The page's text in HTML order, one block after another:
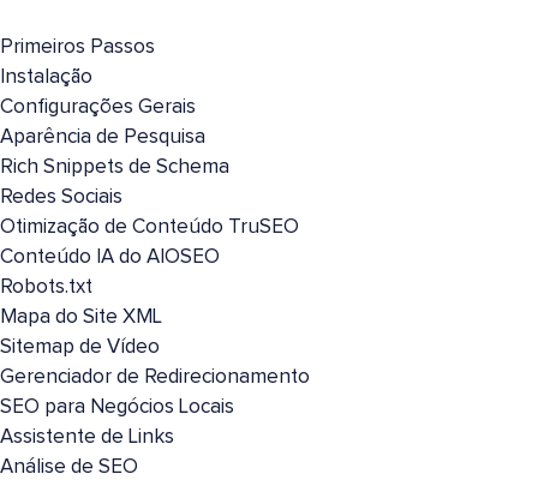
Primeiros Passos
Instalação
Configurações Gerais
Aparência de Pesquisa
Rich Snippets de Schema
Redes Sociais
Otimização de Conteúdo TruSEO
Conteúdo IA do AIOSEO
Robots.txt
Mapa do Site XML
Sitemap de Vídeo
Gerenciador de Redirecionamento
SEO para Negócios Locais
Assistente de Links
Análise de SEO